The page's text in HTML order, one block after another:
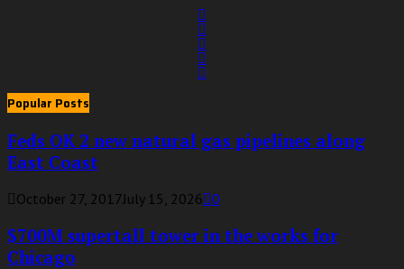
Popular Posts
Feds OK 2 new natural gas pipelines along
East Coast
October 27, 2017July 15, 2026 0
$700M supertall tower in the works for
Chicago